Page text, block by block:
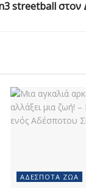
streetball στον
ΑΔΈΣΠΟΤΑ ΖΏΑ